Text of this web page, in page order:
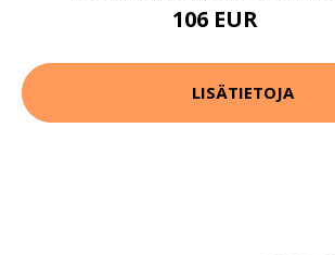
106 EUR
LISÄTIETOJA